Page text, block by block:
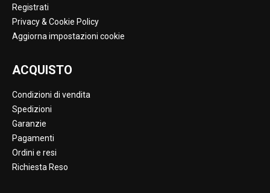
Registrati
Privacy & Cookie Policy
Aggiorna impostazioni cookie
ACQUISTO
Condizioni di vendita
Spedizioni
Garanzie
Pagamenti
Ordini e resi
Richiesta Reso